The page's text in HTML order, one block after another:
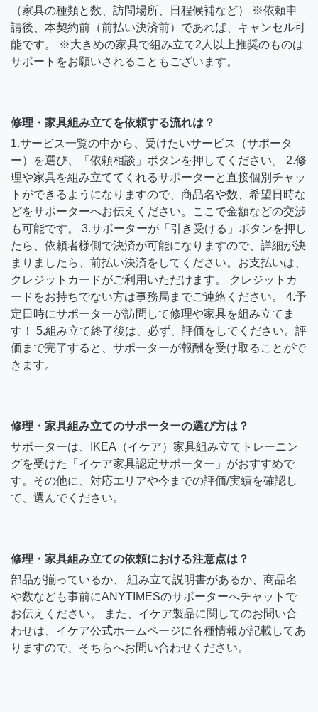
（家具の種類と数、訪問場所、日程候補など） ※依頼申
請後、本契約前（前払い決済前）であれば、キャンセル可
能です。 ※大きめの家具で組み立て2人以上推奨のものは
サポートをお願いされることもございます。
修理・家具組み立てを依頼する流れは？
1.サービス一覧の中から、受けたいサービス（サポータ
ー）を選び、「依頼相談」ボタンを押してください。 2.修
理や家具を組み立ててくれるサポーターと直接個別チャッ
トができるようになりますので、商品名や数、希望日時な
どをサポーターへお伝えください。ここで金額などの交渉
も可能です。 3.サポーターが「引き受ける」ボタンを押し
たら、依頼者様側で決済が可能になりますので、詳細が決
まりましたら、前払い決済をしてください。お支払いは、
クレジットカードがご利用いただけます。 クレジットカ
ードをお持ちでない方は事務局までご連絡ください。 4.予
定日時にサポーターが訪問して修理や家具を組み立てま
す！ 5.組み立て終了後は、必ず、評価をしてください。評
価まで完了すると、サポーターが報酬を受け取ることがで
きます。
修理・家具組み立てのサポーターの選び方は？
サポーターは、IKEA（イケア）家具組み立てトレーニン
グを受けた「イケア家具認定サポーター」がおすすめで
す。その他に、対応エリアや今までの評価/実績を確認し
て、選んでください。
修理・家具組み立ての依頼における注意点は？
部品が揃っているか、 組み立て説明書があるか、商品名
や数なども事前にANYTIMESのサポーターへチャットで
お伝えください。 また、イケア製品に関してのお問い合
わせは、イケア公式ホームページに各種情報が記載してあ
りますので、そちらへお問い合わせください。